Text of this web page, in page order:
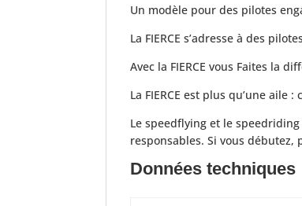
Un modèle pour des pilotes
La FIERCE s’adresse à des
Avec la FIERCE vous Faites la
La FIERCE est plus qu’une aile
Le speedflying et le
responsables. Si vous débutez,
Données techniques